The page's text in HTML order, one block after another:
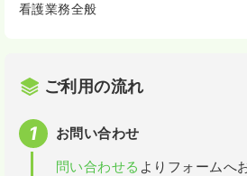
看護業務全般
ご利用の流れ
お問い合わせ
問い合わせる よりフォームへ